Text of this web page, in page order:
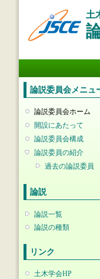
土
論説委員会メニュ
論説委員会ホーム
開設にあたって
論説委員会構成
論説委員の紹介
過去の論説委員
論説
論説一覧
論説の種類
リンク
土木学会HP